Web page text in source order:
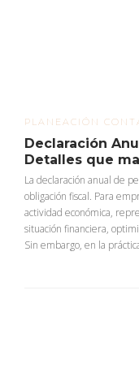
PLANEACIÓN
Declaración
Detalles que
La declaración anual de
obligación fiscal. Para
actividad económica,
situación financiera,
Sin embargo, en la